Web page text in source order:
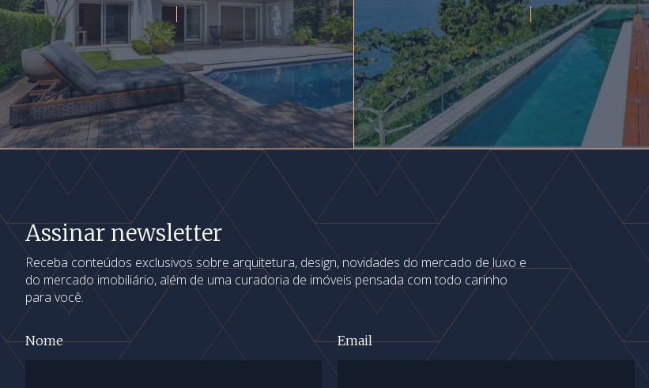
Assinar newsletter
Receba conteúdos exclusivos sobre arquitetura, design, novidades do mercado de luxo e
do mercado imobiliário, além de uma curadoria de imóveis pensada com todo carinho
para você.
Nome Email